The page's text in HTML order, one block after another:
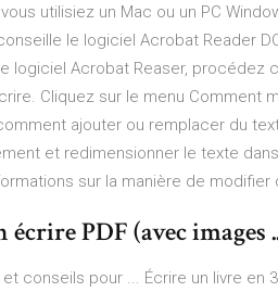
utilisiez un Mac ou un PC
le logiciel Acrobat Reader
logiciel Acrobat Reaser, procédez
Cliquez sur le menu Comment
ajouter ou remplacer du
et redimensionner le texte
sur la manière de modifier
PDF (avec images
conseils pour ... Écrire un livre en